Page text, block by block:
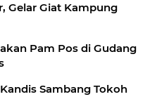
Gelar Giat Kampung
Pam Pos di Gudang
Sambang Tokoh